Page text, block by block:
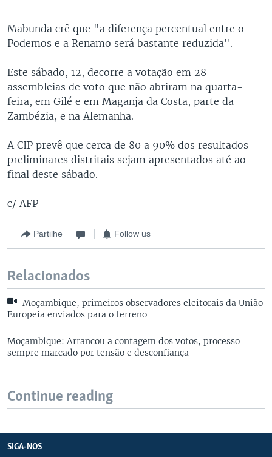
Mabunda crê que "a diferença percentual entre o
Podemos e a Renamo será bastante reduzida".
Este sábado, 12, decorre a votação em 28
assembleias de voto que não abriram na quarta-
feira, em Gilé e em Maganja da Costa, parte da
Zambézia, e na Alemanha.
A CIP prevê que cerca de 80 a 90% dos resultados
preliminares distritais sejam apresentados até ao
final deste sábado.
c/ AFP
Partilhe Follow us
Relacionados
Moçambique, primeiros observadores eleitorais da União
Europeia enviados para o terreno
Moçambique: Arrancou a contagem dos votos, processo
sempre marcado por tensão e desconfiança
Continue reading
SIGA-NOS